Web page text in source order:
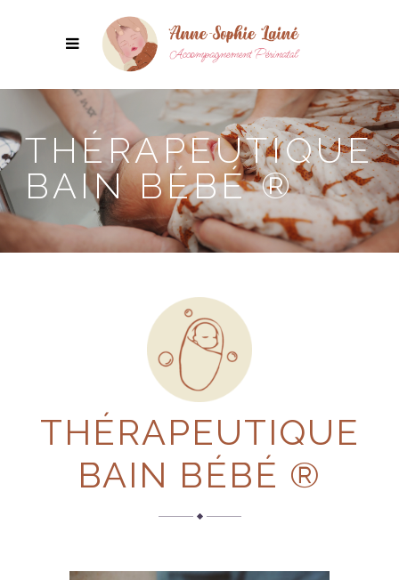
THÉRAPEUTIQUE
BAIN BÉBÉ ®
THÉRAPEUTIQUE
BAIN BÉBÉ ®